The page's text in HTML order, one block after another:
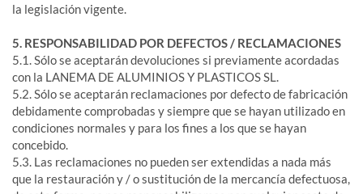
la legislación vigente.
5. RESPONSABILIDAD POR DEFECTOS / RECLAMACIONES
5.1. Sólo se aceptarán devoluciones si previamente acordadas
con la LANEMA DE ALUMINIOS Y PLASTICOS SL.
5.2. Sólo se aceptarán reclamaciones por defecto de fabricación
debidamente comprobadas y siempre que se hayan utilizado en
condiciones normales y para los fines a los que se hayan
concebido.
5.3. Las reclamaciones no pueden ser extendidas a nada más
que la restauración y / o sustitución de la mercancía defectuosa,